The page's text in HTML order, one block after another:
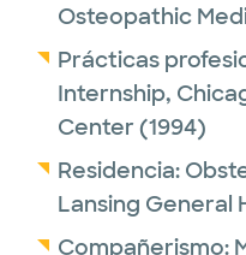
Osteopathic
Prácticas
Internship,
Center (1994)
Residencia:
Lansing General
Compañerismo: